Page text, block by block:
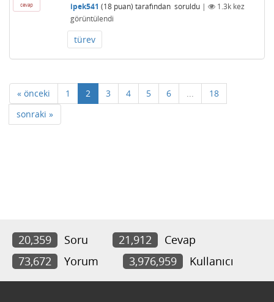
cevap
ipek541 (18puan) tarafından soruldu | 1.3kkez
görüntülendi
türev
« önceki 1 2 3 4 5 6 ...
18
sonraki »
20,359 Soru 21,912
Cevap
73,672
Yorum 3,976,959 Kullanıcı